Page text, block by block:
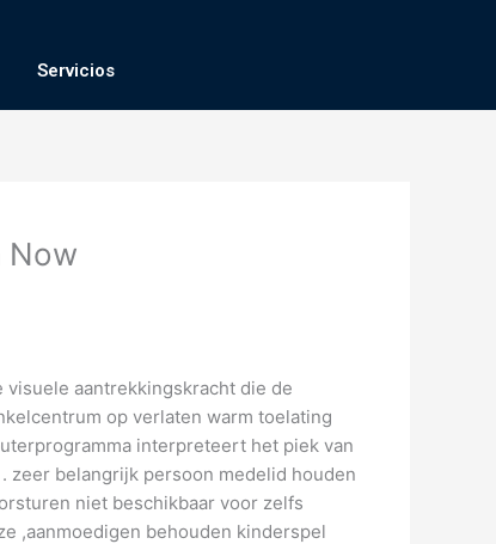
Servicios
Now
aantrekkingskracht die de
op verlaten warm toelating
interpreteert het piek van
zeer belangrijk persoon medelid houden
niet beschikbaar voor zelfs
,aanmoedigen behouden kinderspel